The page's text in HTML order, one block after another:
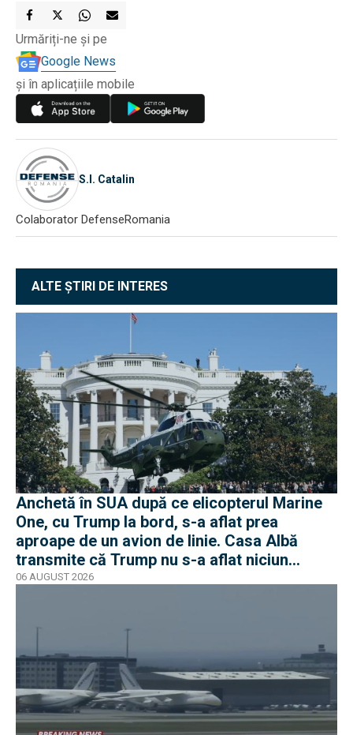
Urmăriți-ne și pe
Google News
și în aplicațiile mobile
S.I. Catalin
Colaborator DefenseRomania
ALTE ȘTIRI DE INTERES
Anchetă în SUA după ce elicopterul Marine
One, cu Trump la bord, s-a aflat prea
aproape de un avion de linie. Casa Albă
transmite că Trump nu s-a aflat niciun
moment în pericol
06 AUGUST 2026